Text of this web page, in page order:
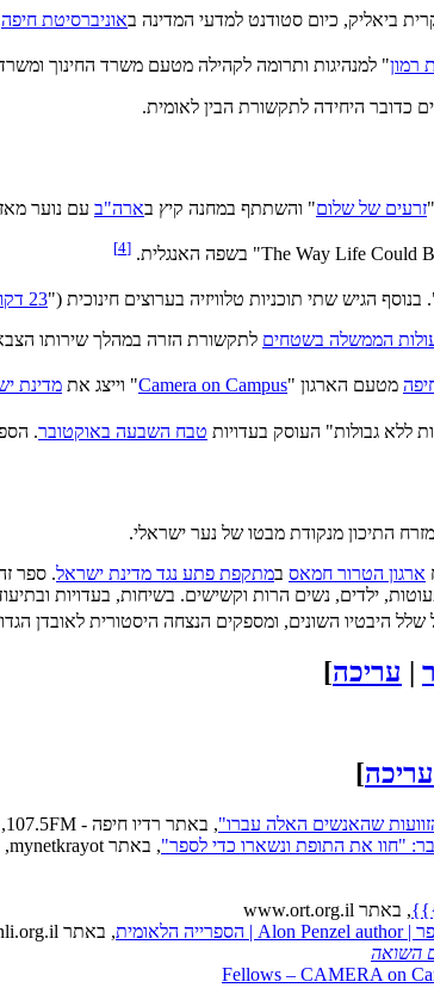
ביאליק, כיום סטודנט למדעי המדינה באוניברסיטת חיפה
רמון" למנהיגות ותרומה לקהילה מטעם משרד החינוך
כדובר היחידה לתקשורת הבין לאומית.
זרעים של שלום" והשתתף במחנה קיץ בארה"ב עם נוער
[4]
בנוסף הגיש שתי תוכניות טלוויזיה בערוצים חינוכית ("23 דקות
הממשלה בשטחים לתקשורת הזרה במהלך שירותו
מטעם הארגון "Camera on Campus" וייצג את מדינת
ללא גבולות" העוסק בעדויות טבח השבעה באוקטובר.
התיכון מנקודת מבטו של נער ישראלי.
ארגון הטרור חמאס במתקפת פתע נגד מדינת ישראל. ספר
פעוטות, ילדים, נשים הרות וקשישים. בשיחות, בעדויות
שלל היבטיו השונים, ומספקים הנצחה היסטורית לאובדן
| עריכה]
עריכה]
שהאנשים האלה עברו", באתר רדיו חיפה - 107.5FM, ‏2024-04-15
, באתר mynetkrayot, ‏2024-04-25
, באתר www.ort.org.il
, באתר www.nli.org.il